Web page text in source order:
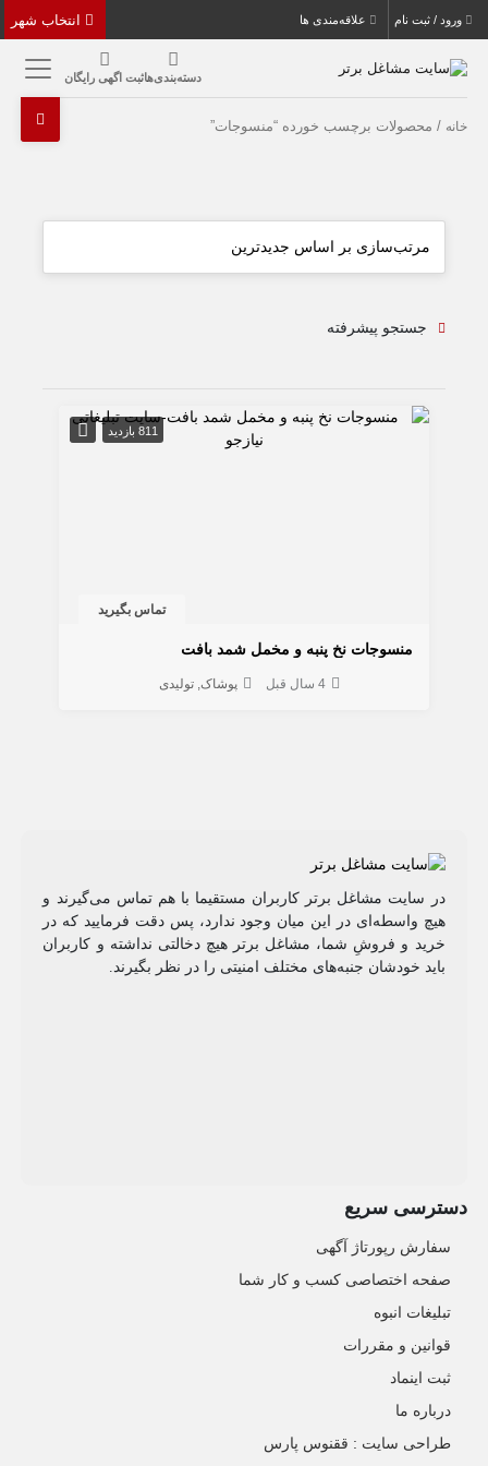
ورود / ثبت نام علاقه‌مندی ها
دسته‌بندی‌هاثبت اگهی رایگان
خانه / محصولات برچسب خورده “منسوجات”
جستجو پیشرفته
811 بازدید
تماس بگیرید
منسوجات نخ پنبه و مخمل شمد بافت
4 سال قبل پوشاک تولیدی
در سایت مشاغل برتر کاربران مستقیما با هم تماس می‌گیرند و
هیچ واسطه‌ای در این میان وجود ندارد، پس دقت فرمایید که در
خرید و فروشِ شما، مشاغل برتر هیچ دخالتی نداشته و کاربران
باید خودشان جنبه‌های مختلف امنیتی را در نظر بگیرند.
دسترسی سریع
سفارش رپورتاژ آگهی
صفحه اختصاصی کسب و کار شما
تبلیغات انبوه
قوانین و مقررات
ثبت اینماد
درباره ما
طراحی سایت : ققنوس پارس